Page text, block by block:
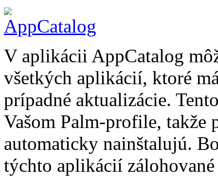
V aplikácii AppCatalog
všetkých aplikácií, ktoré
prípadné aktualizácie.
Vašom Palm-profile, takže
automaticky nainštalujú.
týchto aplikácií